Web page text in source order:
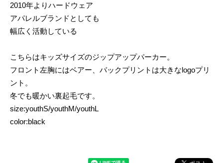
2010年よりハードウェア
アパレルブランドとしても
幅広く活動している
こちらはキッズサイズのジップアップパーカー。
フロント左胸にはベアー、バックプリントは大きなlogoプリ
ント。
冬でも暖かい裏起毛です。
size:youthS/youthM/youthL
color:black